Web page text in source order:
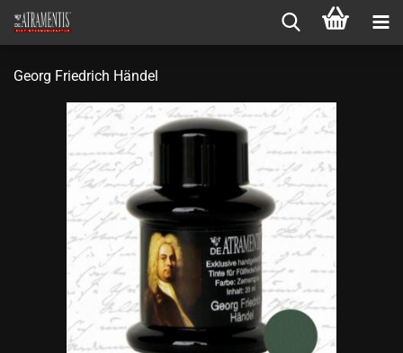
Georg Friedrich Händel